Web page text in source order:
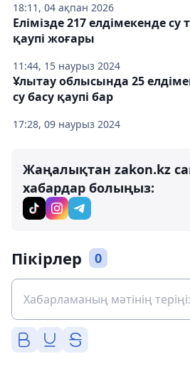
18:11, 04 ақпан 2026
11:44, 15 наурыз 2024
Елімізде 217 елдімекенде су
қаупі жоғары
17:28, 09 наурыз 2024
Ұлытау облысында 25
су басу қаупі бар
Жаңалықтан zakon.kz
хабардар болыңыз:
Пікірлер 0